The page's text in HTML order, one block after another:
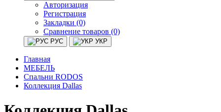
Авторизация
Регистрация
Закладки (0)
Сравнение товаров (0)
РУС УКР
Главная
МЕБЕЛЬ
Спальни RODOS
Коллекция Dallas